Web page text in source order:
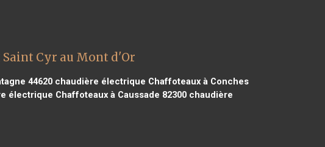
Cyr au Mont d'Or
44620 chaudière électrique Chaffoteaux à Conches
électrique Chaffoteaux à Caussade 82300chaudière